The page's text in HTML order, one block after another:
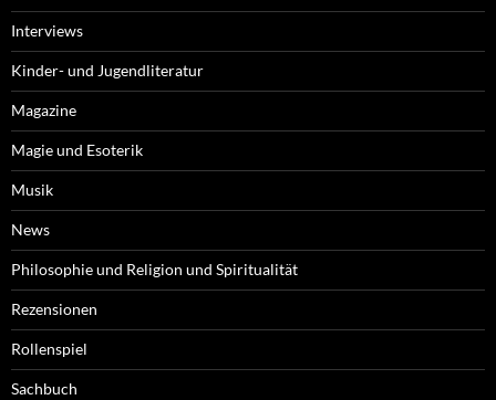
Interviews
Kinder- und Jugendliteratur
Magazine
Magie und Esoterik
Musik
News
Philosophie und Religion und Spiritualität
Rezensionen
Rollenspiel
Sachbuch